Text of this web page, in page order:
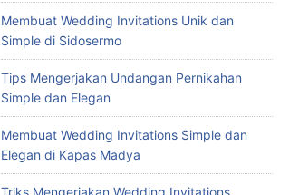
Membuat Wedding Invitations Unik dan
Simple di Sidosermo
Tips Mengerjakan Undangan Pernikahan
Simple dan Elegan
Membuat Wedding Invitations Simple dan
Elegan di Kapas Madya
Triks Mengerjakan Wedding Invitations